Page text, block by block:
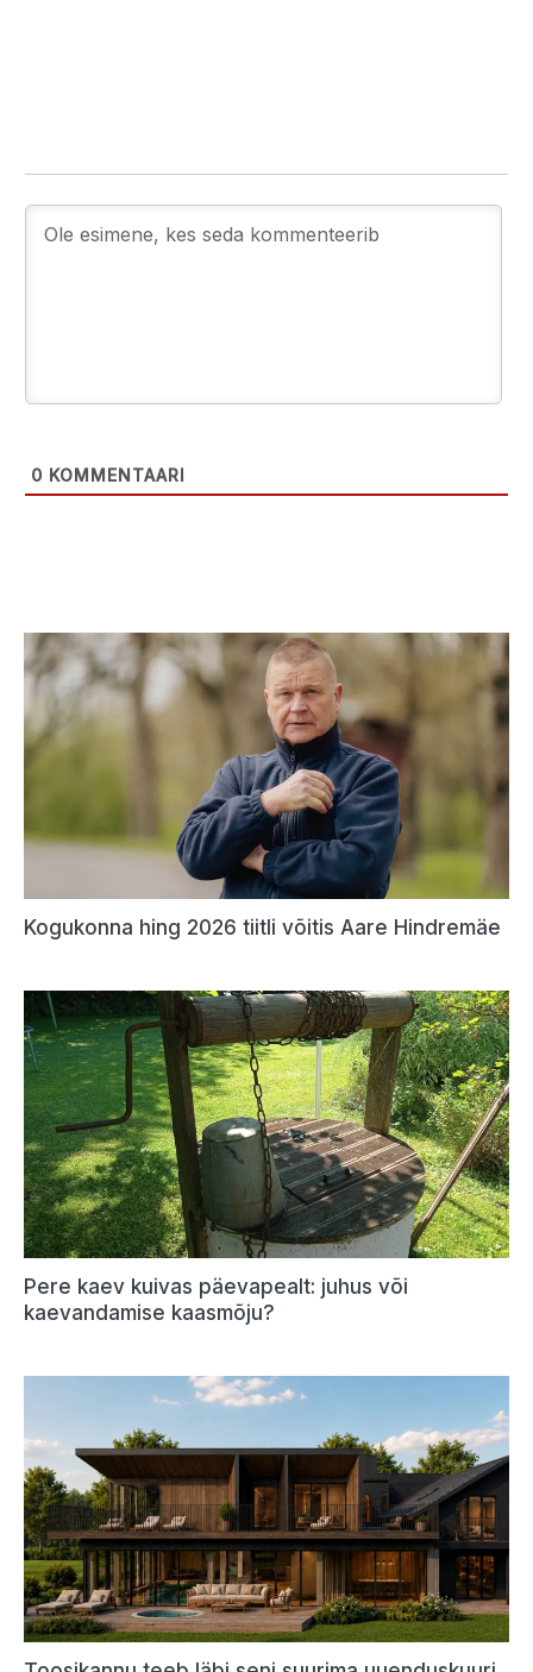
0 KOMMENTAARI
Kogukonna hing 2026 tiitli võitis Aare Hindremäe
Pere kaev kuivas päevapealt: juhus või
kaevandamise kaasmõju?